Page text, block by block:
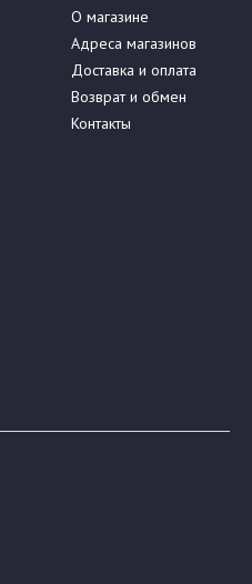
О магазине
Адреса магазинов
Доставка и оплата
Возврат и обмен
Контакты